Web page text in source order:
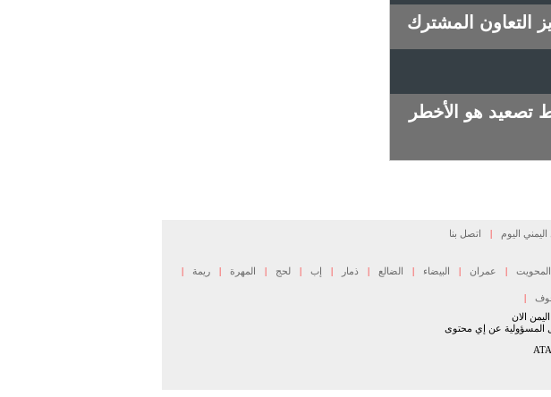
التعاون المشترك
هو الأخطر
اليمني اليوم | اتصل بنا
المحويت | عمران | البيضاء | الضالع | ذمار | إب | لحج | المهرة | ريمة |
|
الان
المسؤولية عن إي محتوى